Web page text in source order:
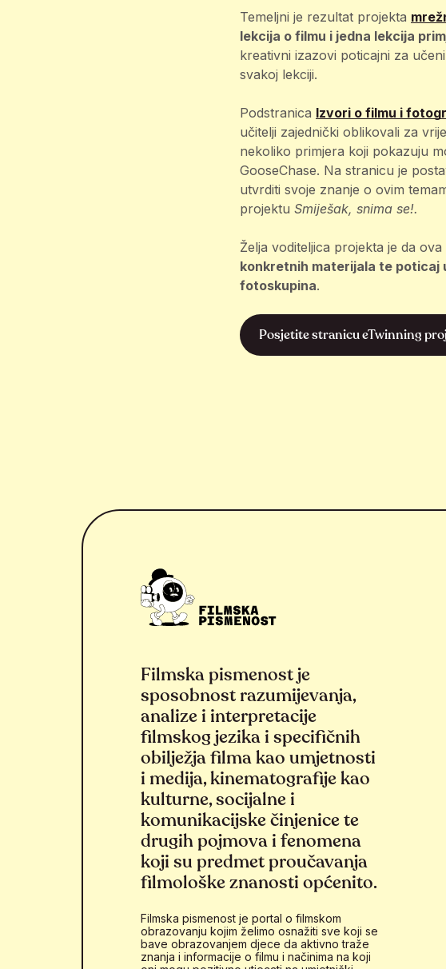
Temeljni je rezultat projekta
lekcija o filmu i jedna lekcija
kreativni izazovi poticajni za
svakoj lekciji.
Podstranica Izvori o filmu i
učitelji zajednički oblikovali za
nekoliko primjera koji pokazuju
GooseChase. Na stranicu je
utvrditi svoje znanje o ovim
projektu Smiješak, snima se!.
Želja voditeljica projekta je da
konkretnih materijala te poticaj
fotoskupina.
Posjetite stranicu eTwinning
Filmska pismenost je
sposobnost razumijevanja,
analize i interpretacije
filmskog jezika i specifičnih
obilježja filma kao umjetnosti
i medija, kinematografije kao
kulturne, socijalne i
komunikacijske činjenice te
drugih pojmova i fenomena
koji su predmet proučavanja
filmološke znanosti općenito.
Filmska pismenost je portal o filmskom
obrazovanju kojim želimo osnažiti sve koji se
bave obrazovanjem djece da aktivno traže
znanja i informacije o filmu i načinima na koji